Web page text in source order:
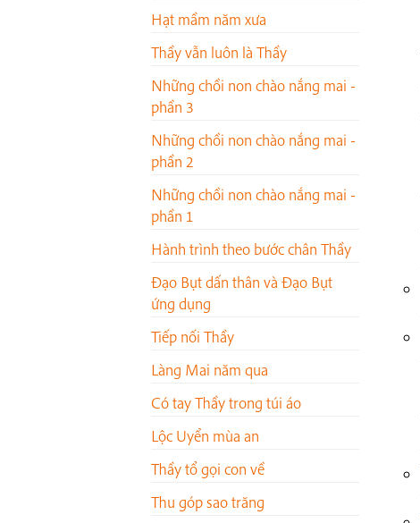
Hạt mầm năm xưa
Thầy vẫn luôn là Thầy
Những chồi non chào nắng mai -
phần 3
Những chồi non chào nắng mai -
phần 2
Những chồi non chào nắng mai -
phần 1
Hành trình theo bước chân Thầy
Đạo Bụt dấn thân và Đạo Bụt
ứng dụng
Tiếp nối Thầy
Làng Mai năm qua
Có tay Thầy trong túi áo
Lộc Uyển mùa an
Thầy tổ gọi con về
Thu góp sao trăng